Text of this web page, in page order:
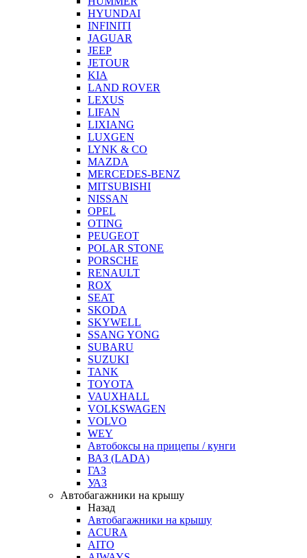
HYUNDAI
INFINITI
JAGUAR
JEEP
JETOUR
KIA
LAND ROVER
LEXUS
LIFAN
LIXIANG
LUXGEN
LYNK & CO
MAZDA
MERCEDES-BENZ
MITSUBISHI
NISSAN
OPEL
OTING
PEUGEOT
POLAR STONE
PORSCHE
RENAULT
ROX
SEAT
SKODA
SKYWELL
SSANG YONG
SUBARU
SUZUKI
TANK
TOYOTA
VAUXHALL
VOLKSWAGEN
VOLVO
WEY
Автобоксы на прицепы / кунги
ВАЗ (LADA)
ГАЗ
УАЗ
Автобагажники на крышу
Назад
Автобагажники на крышу
ACURA
AITO